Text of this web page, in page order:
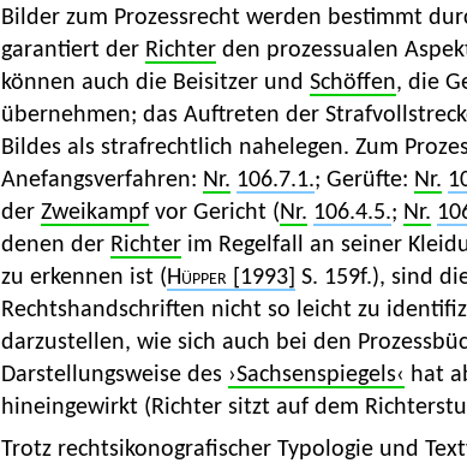
Bilder zum Prozessrecht werden bestimmt
garantiert der Richterden prozessualen
können auch die Beisitzer und Schöffen, die
übernehmen; das Auftreten der
Bildes als strafrechtlich nahelegen. Zum
Anefangsverfahren: Nr. 106.7.1.; Gerüfte: Nr.
der Zweikampfvor Gericht ( Nr. 106.4.5.; Nr.
denen der Richterim Regelfall an seiner
zu erkennen ist ( Hüpper[1993] S. 159f.), sind
Rechtshandschriften nicht so leicht zu
darzustellen, wie sich auch bei den
Darstellungsweise des ›Sachsenspiegels‹ hat
hineingewirkt (Richter sitzt auf dem
Trotz rechtsikonografischer Typologie und